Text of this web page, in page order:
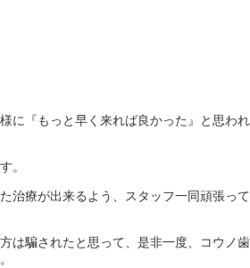
に『もっと早く来れば良かった』と思われ
。
治療が出来るよう、スタッフ一同頑張って
は騙されたと思って、是非一度、コウノ歯